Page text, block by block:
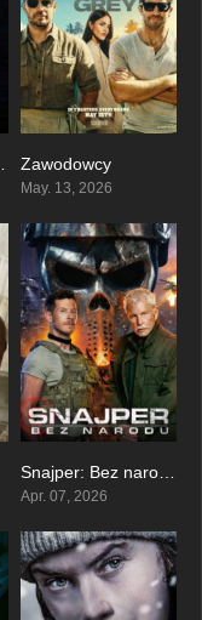
Zawodowcy
May. 13, 2026
3.9Snajper: Bez narodu
Apr. 07, 2026